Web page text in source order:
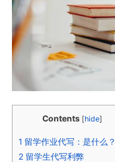
Contents [hide]
1 留学作业代写：是什么？
2 留学生代写利弊